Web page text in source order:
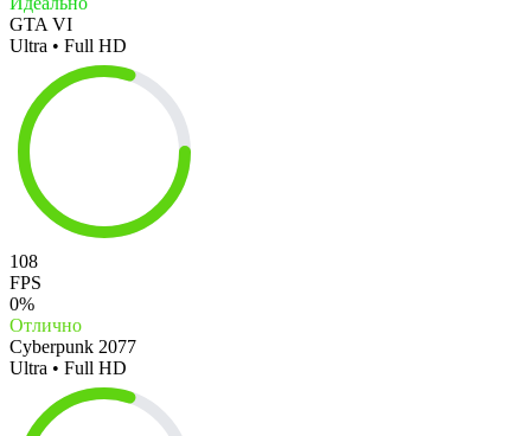
GTA VI
Ultra • Full HD
108
FPS
0%
Отлично
Cyberpunk 2077
Ultra • Full HD